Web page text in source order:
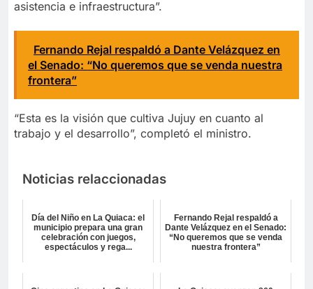
asistencia e infraestructura”.
Fernando Rejal respaldó a Dante Velázquez en
el Senado: “No queremos que se venda nuestra
frontera”
“Esta es la visión que cultiva Jujuy en cuanto al
trabajo y el desarrollo”, completó el ministro.
Noticias relaccionadas
Día del Niño en La Quiaca: el
municipio prepara una gran
celebración con juegos,
espectáculos y rega...
Fernando Rejal respaldó a
Dante Velázquez en el Senado:
“No queremos que se venda
nuestra frontera”